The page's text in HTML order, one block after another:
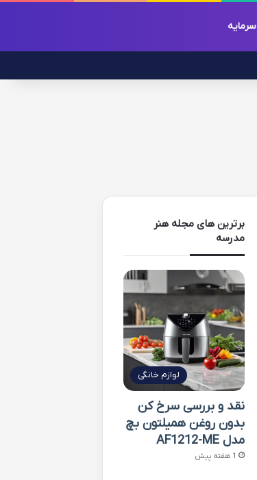
سرمایه
برترین های مجله هنر
مدرسه
لوازم خانگی
نقد و بررسی سرخ کن
بدون روغن همیلتون بچ
مدل AF1212-ME
1 هفته پیش